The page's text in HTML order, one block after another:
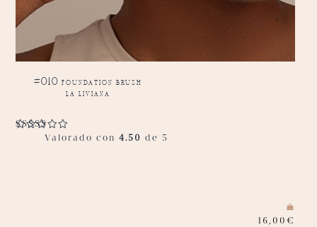
#010 foundation brush
la liviana
Valorado con 4.50 de 5
16,00 €